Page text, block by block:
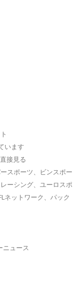
います
接見る
スポーツ、ビンスポー
ーシング、ユーロスポ
ネットワーク、パック
ニュース